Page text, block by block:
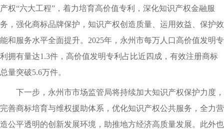
产权“六大工程”，着力培育高价值专利，深化知识产权金融服
务，强化商标品牌保护，知识产权创造质量、运用效益、保护效
能和服务水平全面提升。2025年，永州市每万人口高价值发明专
利拥有量达1.3件，高价值发明专利占比近四成，有效注册商标
总量突破5.6万件。
下一步，永州市市场监管局将持续加大知识产权保护力度，
完善商标培育与维权援助体系，优化知识产权公共服务，全力营
造公平透明的创新发展环境，助推地方经济高质量发展。此外也